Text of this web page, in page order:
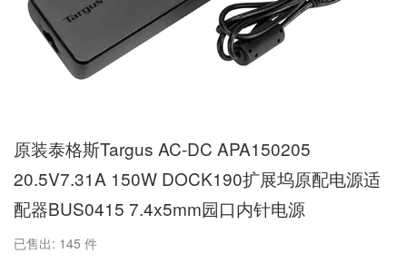
原装泰格斯Targus AC-DC APA150205
20.5V7.31A 150W DOCK190扩展坞原配电源适
配器BUS0415 7.4x5mm园口内针电源
已售出: 145 件